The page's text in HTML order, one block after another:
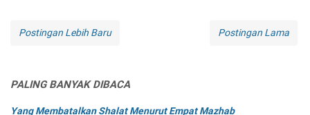
Postingan Lebih Baru Postingan Lama
PALING BANYAK DIBACA
Yang Membatalkan Shalat Menurut Empat Mazhab